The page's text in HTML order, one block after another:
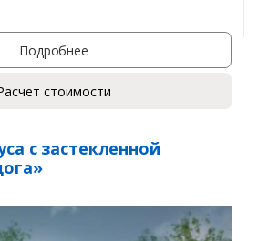
Подробнее
стоимости
с застекленной